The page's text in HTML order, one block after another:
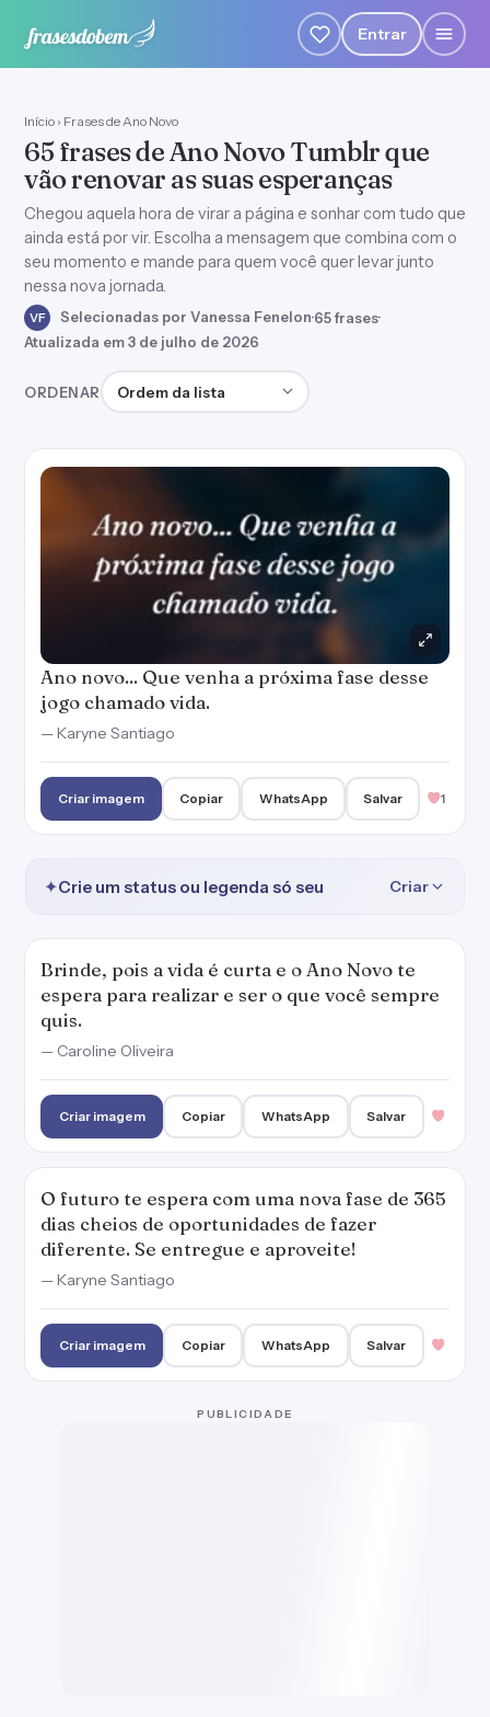
Entrar
Início › Frases de Ano Novo
65 frases de Ano Novo Tumblr que
vão renovar as suas esperanças
Chegou aquela hora de virar a página e sonhar com tudo que
ainda está por vir. Escolha a mensagem que combina com o
seu momento e mande para quem você quer levar junto
nessa nova jornada.
VF Selecionadas por Vanessa Fenelon·65 frases·
Atualizada em 3 de julho de 2026
ORDENAR Ordenar frases
Ano novo... Que venha a próxima fase desse
jogo chamado vida.
— Karyne Santiago
Criar imagem Copiar WhatsApp Salvar 1
✦Crie um status ou legenda só seu Criar
Brinde, pois a vida é curta e o Ano Novo te
espera para realizar e ser o que você sempre
quis.
— Caroline Oliveira
Criar imagem Copiar WhatsApp Salvar
O futuro te espera com uma nova fase de 365
dias cheios de oportunidades de fazer
diferente. Se entregue e aproveite!
— Karyne Santiago
Criar imagem Copiar WhatsApp Salvar